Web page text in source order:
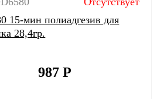
15-мин полиадгезив для
28,4гр.
987Р